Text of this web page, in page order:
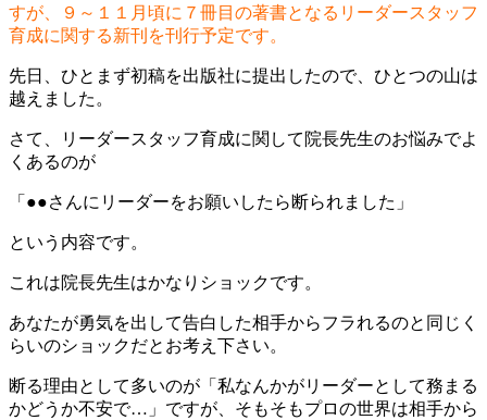
すが、９～１１月頃に７冊目の著書となるリーダースタッフ
育成に関する新刊を刊行予定です。
先日、ひとまず初稿を出版社に提出したので、ひとつの山は
越えました。
さて、リーダースタッフ育成に関して院長先生のお悩みでよ
くあるのが
「●●さんにリーダーをお願いしたら断られました」
という内容です。
これは院長先生はかなりショックです。
あなたが勇気を出して告白した相手からフラれるのと同じく
らいのショックだとお考え下さい。
断る理由として多いのが「私なんかがリーダーとして務まる
かどうか不安で…」ですが、そもそもプロの世界は相手から